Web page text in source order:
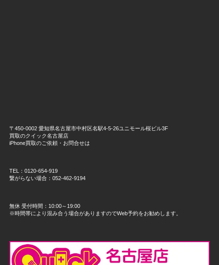
〒450-0002 愛知県名古屋市中村区名駅4-5-26ユニモール桜ビル3F
買取のクイック名古屋店
iPhone買取のご依頼・お問合せは
TEL：0120-654-919
繋がらない場合：052-462-9194
無休 受付時間：10:00～19:00
※時間帯により混み合う場合がありますのでWeb予約をお勧めします。